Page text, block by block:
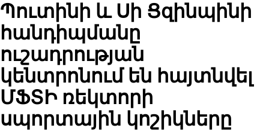
Պուտինի և Սի Ցզինպինի
հանդիպմանը
ուշադրության
կենտրոնում են հայտնվել
ՄՖՏԻ ռեկտորի
սպորտային կոշիկները